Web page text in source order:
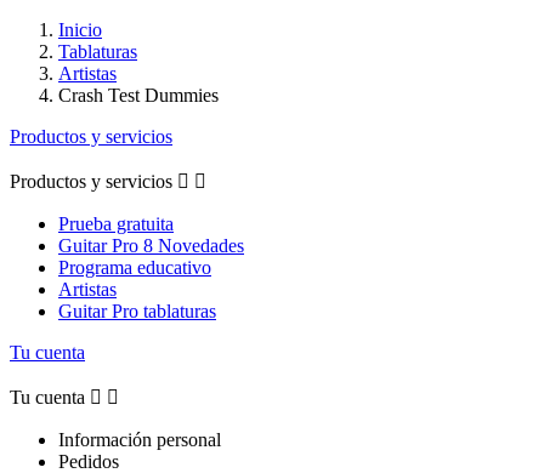
Inicio
Tablaturas
Artistas
Crash Test Dummies
Productos y servicios
Productos y servicios  
Prueba gratuita
Guitar Pro 8 Novedades
Programa educativo
Artistas
Guitar Pro tablaturas
Tu cuenta
Tu cuenta  
Información personal
Pedidos